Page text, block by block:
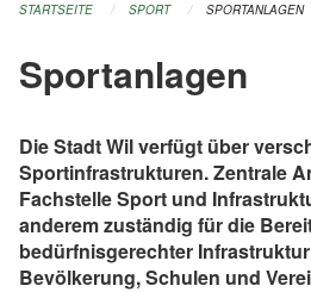
STARTSEITE SPORT SPORTANLAGEN
Sportanlagen
Die Stadt Wil verfügt über
Sportinfrastrukturen. Zentrale
Fachstelle Sport und
anderem zuständig für die
bedürfnisgerechter
Bevölkerung, Schulen und